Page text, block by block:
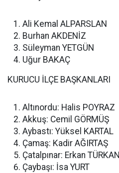
Ali Kemal ALPARSLAN
Burhan AKDENİZ
Süleyman YETGÜN
Uğur BAKAÇ
KURUCU İLÇE BAŞKANLARI
Altınordu: Halis POYRAZ
Akkuş: Cemil GÖRMÜŞ
Aybastı: Yüksel KARTAL
Çamaş: Kadir AĞIRTAŞ
Çatalpınar: Erkan TÜRKAN
Çaybaşı: İsa YURT